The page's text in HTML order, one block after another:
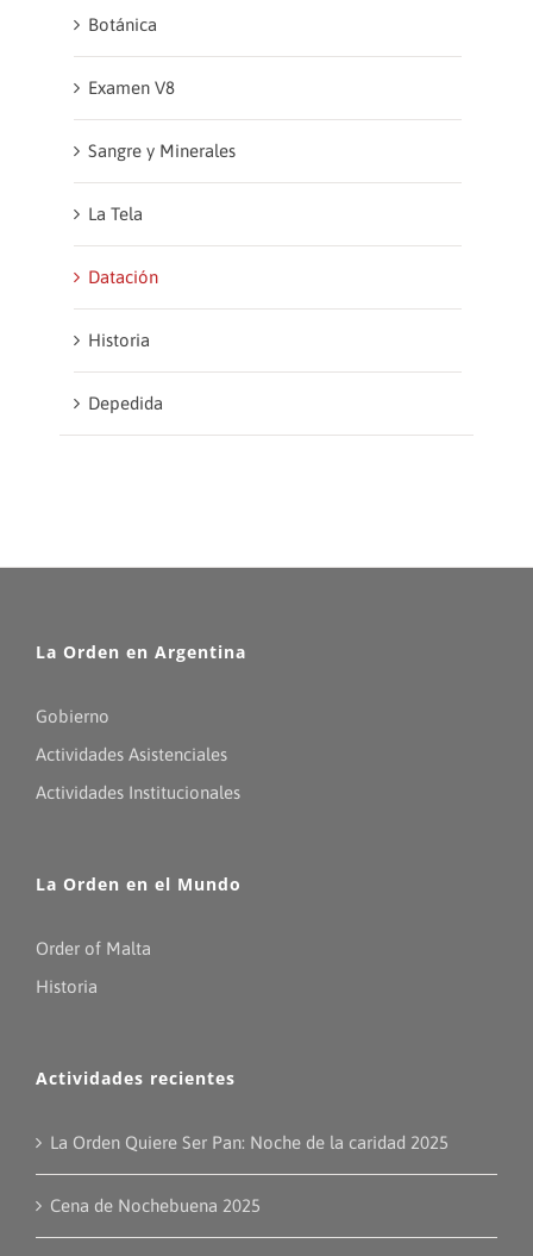
Botánica
Examen V8
Sangre y Minerales
La Tela
Datación
Historia
Depedida
La Orden en Argentina
Gobierno
Actividades Asistenciales
Actividades Institucionales
La Orden en el Mundo
Order of Malta
Historia
Actividades recientes
La Orden Quiere Ser Pan: Noche de la caridad 2025
Cena de Nochebuena 2025